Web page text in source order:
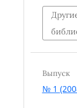
Выпуск
№ 1